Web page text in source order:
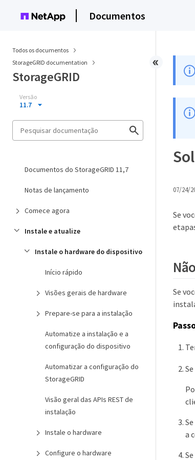
Documentos
Todos os documentos
StorageGRID documentation
StorageGRID
Versão
11.7
Documentos do StorageGRID 11,7
Notas de lançamento
Comece agora
Instale e atualize
Instale o hardware do dispositivo
Início rápido
Visões gerais de hardware
Prepare-se para a instalação
Automatize a instalação e a
configuração do dispositivo
Automatizar a configuração do
StorageGRID
Visão geral das APIs REST de
instalação
Instale o hardware
Configure o hardware
07/24/
Se
Se
a